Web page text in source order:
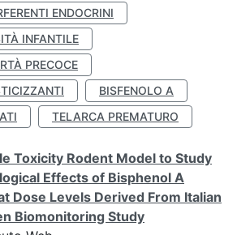
ENDOCRINI
INFANTILE
PRECOCE
BISFENOLO A
TELARCA PREMATURO
Toxicity Rodent Model to Study
Effects of Bisphenol A
Dose Levels Derived From Italian
Biomonitoring Study